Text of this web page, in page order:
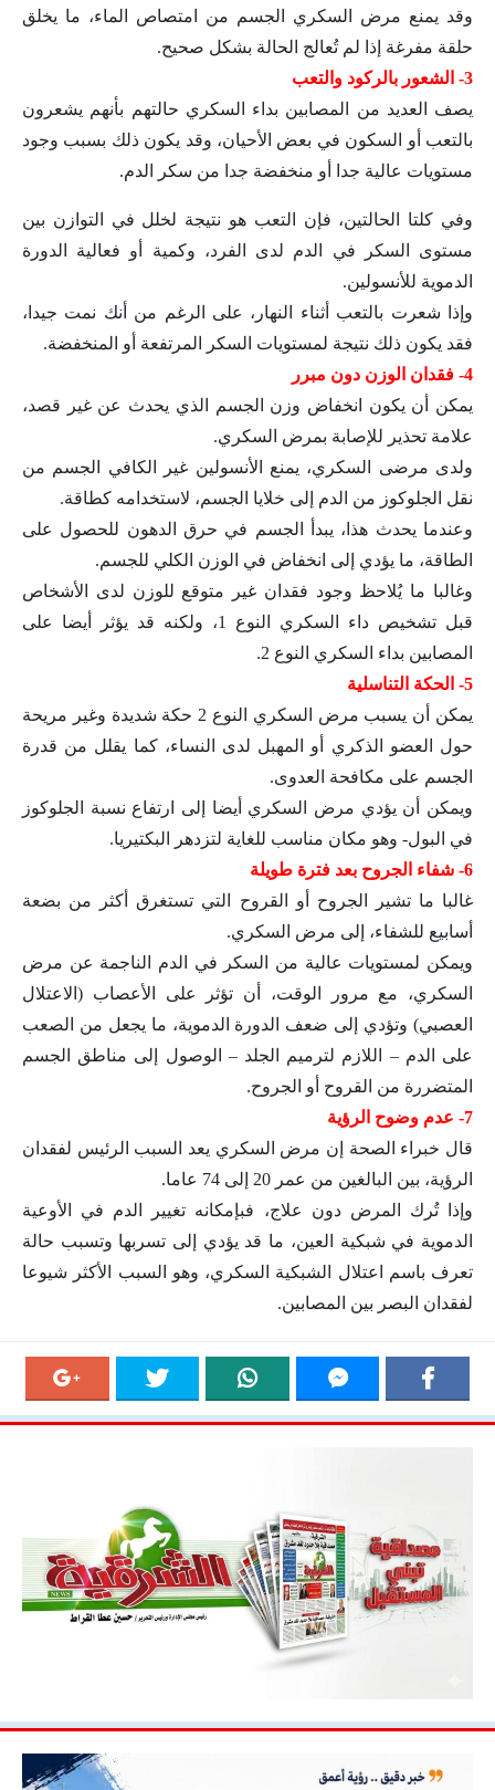
وقد يمنع مرض السكري الجسم من امتصاص الماء، ما يخلق
حلقة مفرغة إذا لم تُعالج الحالة بشكل صحيح.
3- الشعور بالركود والتعب
يصف العديد من المصابين بداء السكري حالتهم بأنهم يشعرون
بالتعب أو السكون في بعض الأحيان، وقد يكون ذلك بسبب وجود
مستويات عالية جدا أو منخفضة جدا من سكر الدم.
وفي كلتا الحالتين، فإن التعب هو نتيجة لخلل في التوازن بين
مستوى السكر في الدم لدى الفرد، وكمية أو فعالية الدورة
الدموية للأنسولين.
وإذا شعرت بالتعب أثناء النهار، على الرغم من أنك نمت جيدا،
فقد يكون ذلك نتيجة لمستويات السكر المرتفعة أو المنخفضة.
4- فقدان الوزن دون مبرر
يمكن أن يكون انخفاض وزن الجسم الذي يحدث عن غير قصد،
علامة تحذير للإصابة بمرض السكري.
ولدى مرضى السكري، يمنع الأنسولين غير الكافي الجسم من
نقل الجلوكوز من الدم إلى خلايا الجسم، لاستخدامه كطاقة.
وعندما يحدث هذا، يبدأ الجسم في حرق الدهون للحصول على
الطاقة، ما يؤدي إلى انخفاض في الوزن الكلي للجسم.
وغالبا ما يُلاحظ وجود فقدان غير متوقع للوزن لدى الأشخاص
قبل تشخيص داء السكري النوع 1، ولكنه قد يؤثر أيضا على
المصابين بداء السكري النوع 2.
5- الحكة التناسلية
يمكن أن يسبب مرض السكري النوع 2 حكة شديدة وغير مريحة
حول العضو الذكري أو المهبل لدى النساء، كما يقلل من قدرة
الجسم على مكافحة العدوى.
ويمكن أن يؤدي مرض السكري أيضا إلى ارتفاع نسبة الجلوكوز
في البول- وهو مكان مناسب للغاية لتزدهر البكتيريا.
6- شفاء الجروح بعد فترة طويلة
غالبا ما تشير الجروح أو القروح التي تستغرق أكثر من بضعة
أسابيع للشفاء، إلى مرض السكري.
ويمكن لمستويات عالية من السكر في الدم الناجمة عن مرض
السكري، مع مرور الوقت، أن تؤثر على الأعصاب (الاعتلال
العصبي) وتؤدي إلى ضعف الدورة الدموية، ما يجعل من الصعب
على الدم – اللازم لترميم الجلد – الوصول إلى مناطق الجسم
المتضررة من القروح أو الجروح.
7- عدم وضوح الرؤية
قال خبراء الصحة إن مرض السكري يعد السبب الرئيس لفقدان
الرؤية، بين البالغين من عمر 20 إلى 74 عاما.
وإذا تُرك المرض دون علاج، فبإمكانه تغيير الدم في الأوعية
الدموية في شبكية العين، ما قد يؤدي إلى تسربها وتسبب حالة
تعرف باسم اعتلال الشبكية السكري، وهو السبب الأكثر شيوعا
لفقدان البصر بين المصابين.